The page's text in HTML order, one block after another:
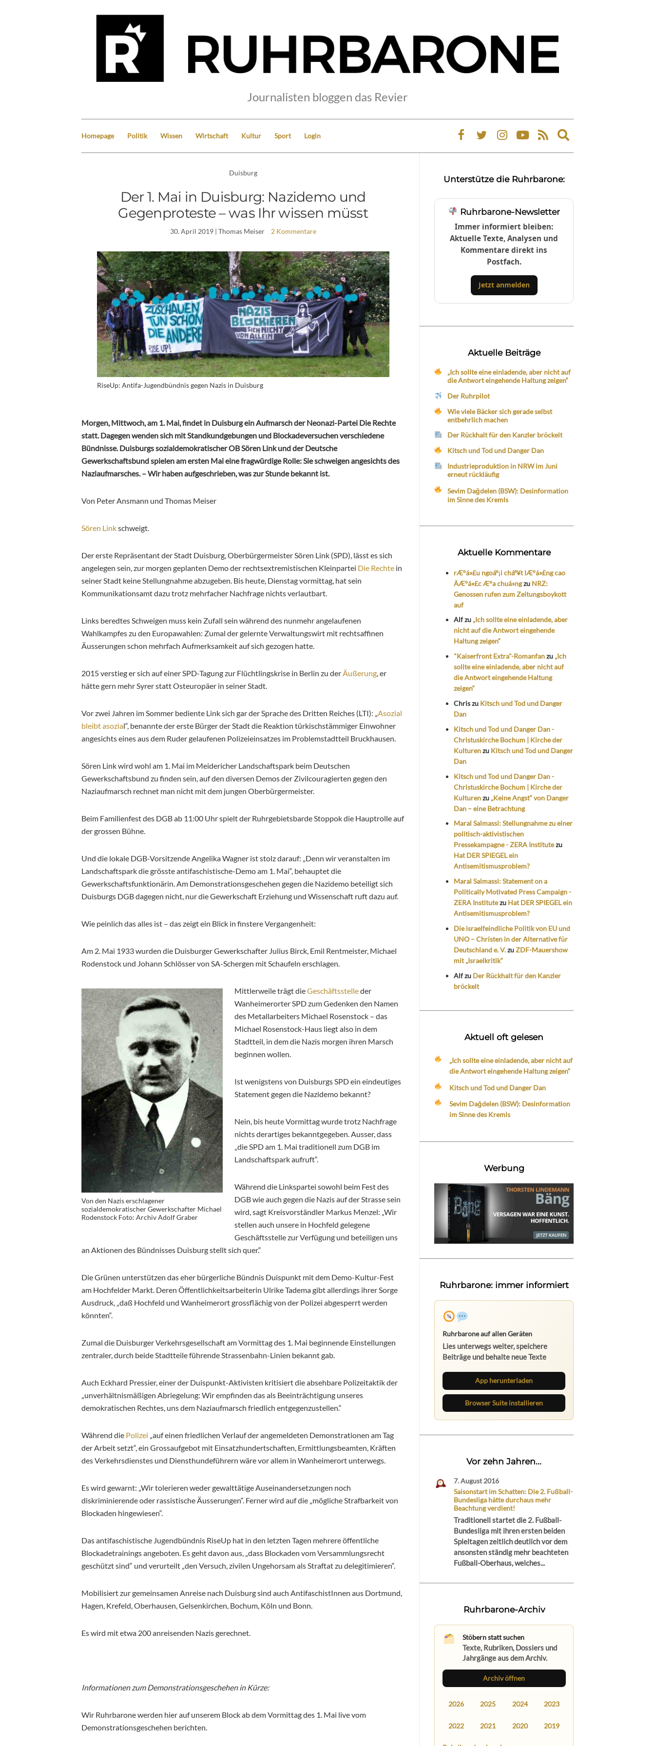
Journalisten bloggen das Revier
Homepage Politik Wissen Wirtschaft Kultur Sport Login
Expand
search
Duisburg
Der 1. Mai in Duisburg: Nazidemo und
Gegenproteste – was Ihr wissen müsst
30. April 2019| Thomas Meiser 2 Kommentare
RiseUp: Antifa-Jugendbündnis gegen Nazis in Duisburg
Morgen, Mittwoch, am 1. Mai, findet in Duisburg ein Aufmarsch der Neonazi-Partei Die Rechte
statt. Dagegen wenden sich mit Standkundgebungen und Blockadeversuchen verschiedene
Bündnisse. Duisburgs sozialdemokratischer OB Sören Link und der Deutsche
Gewerkschaftsbund spielen am ersten Mai eine fragwürdige Rolle: Sie schweigen angesichts des
Naziaufmarsches. – Wir haben aufgeschrieben, was zur Stunde bekannt ist.
Von Peter Ansmann und Thomas Meiser
Sören Linkschweigt.
Der erste Repräsentant der Stadt Duisburg, Oberbürgermeister Sören Link (SPD), lässt es sich
angelegen sein, zur morgen geplanten Demo der rechtsextremistischen Kleinpartei Die Rechte in
seiner Stadt keine Stellungnahme abzugeben. Bis heute, Dienstag vormittag, hat sein
Kommunikationsamt dazu trotz mehrfacher Nachfrage nichts verlautbart.
Links beredtes Schweigen muss kein Zufall sein während des nunmehr angelaufenen
Wahlkampfes zu den Europawahlen: Zumal der gelernte Verwaltungswirt mit rechtsaffinen
Äusserungen schon mehrfach Aufmerksamkeit auf sich gezogen hatte.
2015 verstieg er sich auf einer SPD-Tagung zur Flüchtlingskrise in Berlin zu derÄußerung, er
hätte gern mehr Syrer statt Osteuropäer in seiner Stadt.
Vor zwei Jahren im Sommer bediente Link sich gar der Sprache des Dritten Reiches (LTI): „Asozial
bleibt asozial“, benannte der erste Bürger der Stadt die Reaktion türkischstämmiger Einwohner
angesichts eines aus dem Ruder gelaufenen Polizeieinsatzes im Problemstadtteil Bruckhausen.
Sören Link wird wohl am 1. Mai im Meidericher Landschaftspark beim Deutschen
Gewerkschaftsbund zu finden sein, auf den diversen Demos der Zivilcouragierten gegen den
Naziaufmarsch rechnet man nicht mit dem jungen Oberbürgermeister.
Beim Familienfest des DGB ab 11:00 Uhr spielt der Ruhrgebietsbarde Stoppok die Hauptrolle auf
der grossen Bühne.
Und die lokale DGB-Vorsitzende Angelika Wagner ist stolz darauf: „Denn wir veranstalten im
Landschaftspark die grösste antifaschistische-Demo am 1. Mai“, behauptet die
Gewerkschaftsfunktionärin. Am Demonstrationsgeschehen gegen die Nazidemo beteiligt sich
Duisburgs DGB dagegen nicht, nur die Gewerkschaft Erziehung und Wissenschaft ruft dazu auf.
Wie peinlich das alles ist – das zeigt ein Blick in finstere Vergangenheit:
Am 2. Mai 1933 wurden die Duisburger Gewerkschafter Julius Birck, Emil Rentmeister, Michael
Rodenstock und Johann Schlösser von SA-Schergen mit Schaufeln erschlagen.
Von den Nazis erschlagener
sozialdemokratischer Gewerkschafter Michael
Rodenstock Foto: Archiv Adolf Graber
Mittlerweile trägt dieGeschäftsstelleder
Wanheimerorter SPD zum Gedenken den Namen
des Metallarbeiters Michael Rosenstock – das
Michael Rosenstock-Haus liegt also in dem
Stadtteil, in dem die Nazis morgen ihren Marsch
beginnen wollen.
Ist wenigstens von Duisburgs SPD ein eindeutiges
Statement gegen die Nazidemo bekannt?
Nein, bis heute Vormittag wurde trotz Nachfrage
nichts derartiges bekanntgegeben. Ausser, dass
„die SPD am 1. Mai traditionell zum DGB im
Landschaftspark aufruft“.
Während die Linkspartei sowohl beim Fest des
DGB wie auch gegen die Nazis auf der Strasse sein
wird, sagt Kreisvorständler Markus Menzel: „Wir
stellen auch unsere in Hochfeld gelegene
Geschäftsstelle zur Verfügung und beteiligen uns
an Aktionen des Bündnisses Duisburg stellt sich quer.“
Die Grünen unterstützen das eher bürgerliche Bündnis Duispunkt mit dem Demo-Kultur-Fest
am Hochfelder Markt. Deren Öffentlichkeitsarbeiterin Ulrike Tadema gibt allerdings ihrer Sorge
Ausdruck, „daß Hochfeld und Wanheimerort grossflächig von der Polizei abgesperrt werden
könnten“.
Zumal die Duisburger Verkehrsgesellschaft am Vormittag des 1. Mai beginnende Einstellungen
zentraler, durch beide Stadtteile führende Strassenbahn-Linien bekannt gab.
Auch Eckhard Pressier, einer der Duispunkt-Aktivisten kritisiert die absehbare Polizeitaktik der
„unverhältnismäßigen Abriegelung: Wir empfinden das als Beeinträchtigung unseres
demokratischen Rechtes, uns dem Naziaufmarsch friedlich entgegenzustellen.“
Während die Polizei „auf einen friedlichen Verlauf der angemeldeten Demonstrationen am Tag
der Arbeit setzt“, ein Grossaufgebot mit Einsatzhundertschaften, Ermittlungsbeamten, Kräften
des Verkehrsdienstes und Diensthundeführern wäre vor allem in Wanheimerort unterwegs.
Es wird gewarnt: „Wir tolerieren weder gewalttätige Auseinandersetzungen noch
diskriminierende oder rassistische Äusserungen“. Ferner wird auf die „mögliche Strafbarkeit von
Blockaden hingewiesen“.
Das antifaschistische Jugendbündnis RiseUp hat in den letzten Tagen mehrere öffentliche
Blockadetrainings angeboten. Es geht davon aus, „dass Blockaden vom Versammlungsrecht
geschützt sind“ und verurteilt „den Versuch, zivilen Ungehorsam als Straftat zu delegitimieren“.
Mobilisiert zur gemeinsamen Anreise nach Duisburg sind auch AntifaschistInnen aus Dortmund,
Hagen, Krefeld, Oberhausen, Gelsenkirchen, Bochum, Köln und Bonn.
Es wird mit etwa 200 anreisenden Nazis gerechnet.
Informationen zum Demonstrationsgeschehen in Kürze:
Wir Ruhrbarone werden hier auf unserem Block ab dem Vormittag des 1. Mai live vom
Demonstrationsgeschehen berichten.
Unterstütze die Ruhrbarone:
Ruhrbarone-Newsletter
Immer informiert bleiben:
Aktuelle Texte, Analysen und
Kommentare direkt ins
Postfach.
Jetzt anmelden
Aktuelle Beiträge
„Ich sollte eine einladende, aber nicht auf
die Antwort eingehende Haltung zeigen“
Der Ruhrpilot
Wie viele Bäcker sich gerade selbst
entbehrlich machen
Der Rückhalt für den Kanzler bröckelt
Kitsch und Tod und Danger Dan
Industrieproduktion in NRW im Juni
erneut rückläufig
Sevim Dağdelen (BSW): Desinformation
im Sinne des Kremls
Aktuelle Kommentare
rÆ°á»£u ngoáº¡i cháº¥t lÆ°á»£ng cao
ÄÆ°á»£c Æ°a chuá»ngzu NRZ:
Genossen rufen zum Zeitungsboykott
auf
Alfzu „Ich sollte eine einladende, aber
nicht auf die Antwort eingehende
Haltung zeigen“
"Kaiserfront Extra"-Romanfanzu „Ich
sollte eine einladende, aber nicht auf
die Antwort eingehende Haltung
zeigen“
Chriszu Kitsch und Tod und Danger
Dan
Kitsch und Tod und Danger Dan -
Christuskirche Bochum | Kirche der
Kulturenzu Kitsch und Tod und Danger
Dan
Kitsch und Tod und Danger Dan -
Christuskirche Bochum | Kirche der
Kulturenzu „Keine Angst“ von Danger
Dan – eine Betrachtung
Maral Salmassi: Stellungnahme zu einer
politisch-aktivistischen
Pressekampagne - ZERA Institutezu
Hat DER SPIEGEL ein
Antisemitismusproblem?
Maral Salmassi: Statement on a
Politically Motivated Press Campaign -
ZERA Institutezu Hat DER SPIEGEL ein
Antisemitismusproblem?
Die israelfeindliche Politik von EU und
UNO – Christen in der Alternative für
Deutschland e. V.zuZDF-Mauershow
mit „Israelkritik“
Alfzu Der Rückhalt für den Kanzler
bröckelt
Aktuell oft gelesen
„Ich sollte eine einladende, aber nicht auf
die Antwort eingehende Haltung zeigen“
Kitsch und Tod und Danger Dan
Sevim Dağdelen (BSW): Desinformation
im Sinne des Kremls
Werbung
Ruhrbarone: immer informiert
Ruhrbarone auf allen Geräten
Lies unterwegs weiter, speichere
Beiträge und behalte neue Texte
App herunterladen
Browser Suite installieren
Vor zehn Jahren...
7. August 2016
Saisonstart im Schatten: Die 2. Fußball-
Bundesliga hätte durchaus mehr
Beachtung verdient!
Traditionell startet die 2. Fußball-
Bundesliga mit ihren ersten beiden
Spieltagen zeitlich deutlich vor dem
ansonsten ständig mehr beachteten
Fußball-Oberhaus, welches...
Ruhrbarone-Archiv
Stöbern statt suchen
Texte, Rubriken, Dossiers und
Jahrgänge aus dem Archiv.
Archiv öffnen
2026 2025 2024 2023
2022 2021 2020 2019